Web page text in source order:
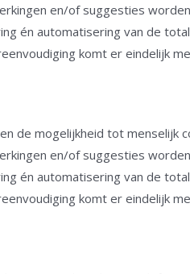
en/of suggesties
én automatisering van de
komt er eindelijk
de mogelijkheid tot menselijk
en/of suggesties
én automatisering van de
komt er eindelijk